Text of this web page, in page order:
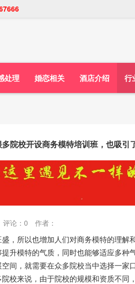
处理 婚恋相关 酒店介绍 行
多院校开设商务模特培训班，也吸引
评论： 0 作者：
，所以也增加人们对商务模特的理解
升模特的气质，同时也能够适应多种
间，就需要在众多院校当中选择一
校来说，由于院校的规模和资质不同